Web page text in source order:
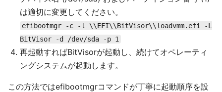
は適切に変更してください。
efibootmgr -c -l \\EFI\\BitVisor\\loadvmm.efi -L
BitVisor -d /dev/sda -p 1
再起動すればBitVisorが起動し、続けてオペレーティ
ングシステムが起動します。
この方法ではefibootmgrコマンドが丁寧に起動順序を設